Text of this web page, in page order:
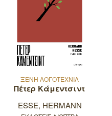
ΞΕΝΗ ΛΟΓΟΤΕΧΝΙΑ
Πέτερ Κάμεντσιντ
ESSE, HERMANN